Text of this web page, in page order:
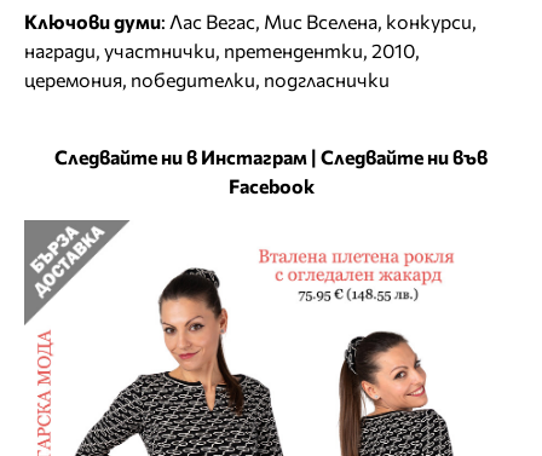
Ключови думи: Лас Вегас, Мис Вселена, конкурси,
награди, участнички, претендентки, 2010,
церемония, победителки, подгласнички
Следвайте ни в Инстаграм | Следвайте ни във
Facebook